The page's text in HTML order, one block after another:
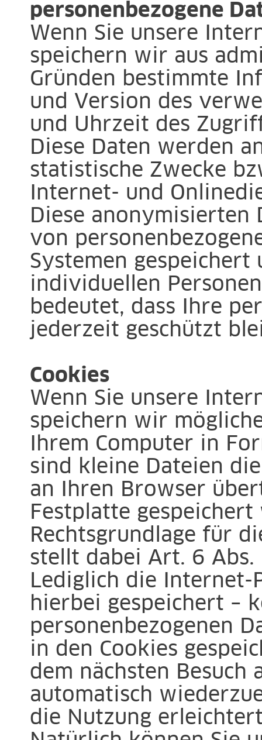
personenbezogene
Wenn Sie unsere
speichern wir aus
Gründen bestimmte
und Version des
und Uhrzeit des
Diese Daten werden
statistische Zwecke
Internet- und
Diese anonymisierten
von
Systemen
individuellen
bedeutet, dass Ihre
jederzeit geschützt
Cookies
Wenn Sie unsere
speichern wir
Ihrem Computer in
sind kleine Dateien
an Ihren Browser
Festplatte gespeichert
Rechtsgrundlage für
stellt dabei Art. 6 Abs.
Lediglich die
hierbei gespeichert –
personenbezogenen
in den Cookies
dem nächsten
automatisch
die Nutzung